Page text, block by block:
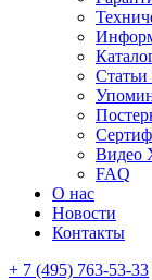
Видео
FAQ
О нас
Новости
Контакты
+ 7 (495) 763-53-33